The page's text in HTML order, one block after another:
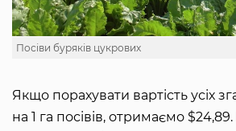
Посіви буряків цукрових
Якщо порахувати вартість усіх
на 1 га посівів, отримаємо